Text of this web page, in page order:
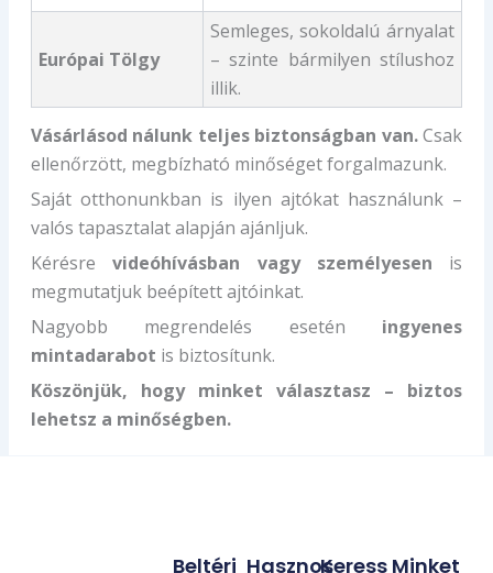
Európai Tölgy
Semleges, sokoldalú árnyalat
– szinte bármilyen stílushoz
illik.
Vásárlásod nálunk teljes biztonságban van.Csak
ellenőrzött, megbízható minőséget forgalmazunk.
Saját otthonunkban is ilyen ajtókat használunk –
valós tapasztalat alapján ajánljuk.
Kérésrevideóhívásban vagy személyesen is
megmutatjuk beépített ajtóinkat.
Nagyobb megrendelés esetén ingyenes
mintadarabot is biztosítunk.
Köszönjük, hogy minket választasz – biztos
lehetsz a minőségben.
Hasznos
Beltéri
Keress Minket